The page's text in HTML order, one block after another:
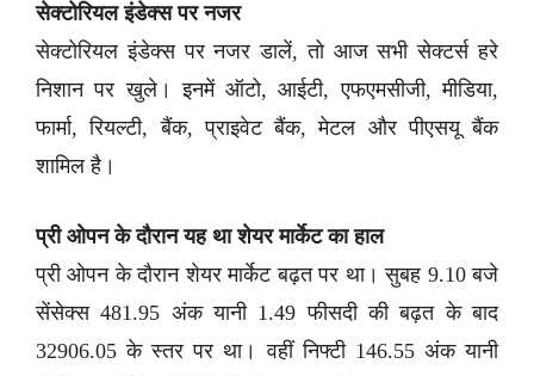
सेक्टोरियल इंडेक्स पर नजर
सेक्टोरियल इंडेक्स पर नजर डालें, तो आज सभी सेक्टर्स हरे
निशान पर खुले। इनमें ऑटो, आईटी, एफएमसीजी, मीडिया,
फार्मा, रियल्टी, बैंक, प्राइवेट बैंक, मेटल और पीएसयू बैंक
शामिल है।
प्री ओपन के दौरान यह था शेयर मार्केट का हाल
प्री ओपन के दौरान शेयर मार्केट बढ़त पर था। सुबह 9.10 बजे
सेंसेक्स 481.95 अंक यानी 1.49 फीसदी की बढ़त के बाद
32906.05 के स्तर पर था। वहीं निफ्टी 146.55 अंक यानी